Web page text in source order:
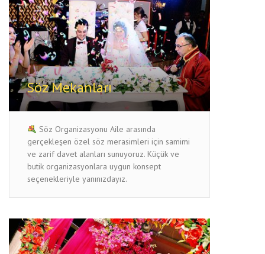
Söz Mekanları
Söz Organizasyonu Aile arasında
gerçekleşen özel söz merasimleri için samimi
ve zarif davet alanları sunuyoruz. Küçük ve
butik organizasyonlara uygun konsept
seçenekleriyle yanınızdayız.